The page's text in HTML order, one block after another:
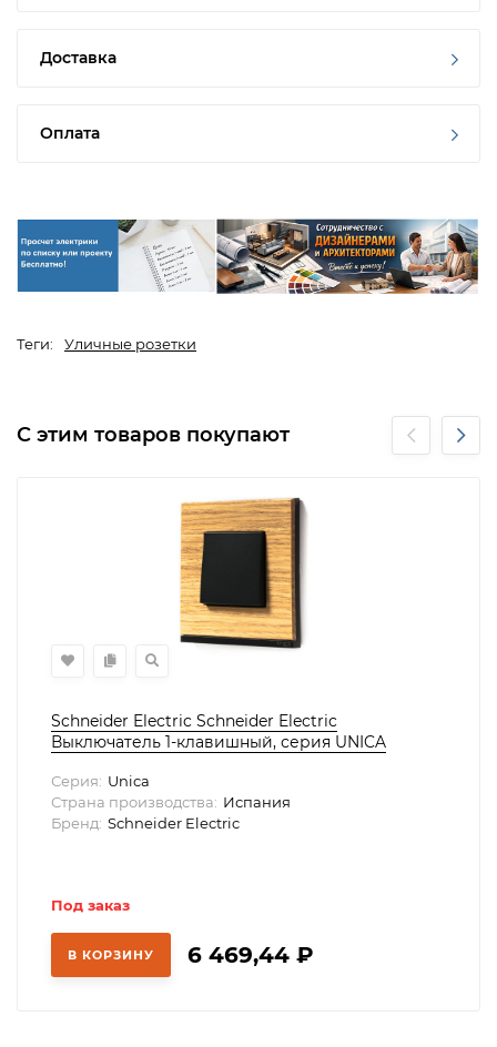
Доставка
Оплата
Теги: Уличные розетки
С этим товаров покупают
Schneider Electric Schneider Electric
Выключатель 1-клавишный, серия UNICA
Серия: Unica
Страна производства: Испания
Бренд: Schneider Electric
Под заказ
В КОРЗИНУ 6 469,44 ₽